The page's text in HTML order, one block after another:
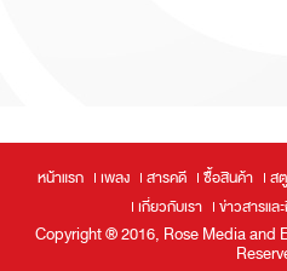
หน้าแรก เพลง สารคดี ซื้อสินค้า ส
เกี่ยวกับเรา
ข่าวสารแล
Copyright ® 2016, Rose Media and